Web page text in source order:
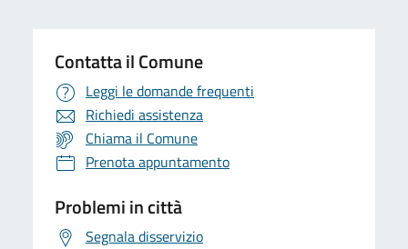
Contatta il Comune
Leggi le domande frequenti
Richiedi assistenza
Chiama il Comune
Prenota appuntamento
Problemi in città
Segnala disservizio